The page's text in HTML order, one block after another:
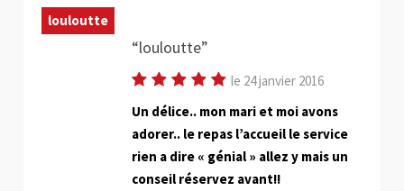
louloutte
louloutte
le 24 janvier 2016
Un délice.. mon mari et moi avons
adorer.. le repas l’accueil le service
rien a dire « génial » allez y mais un
conseil réservez avant!!